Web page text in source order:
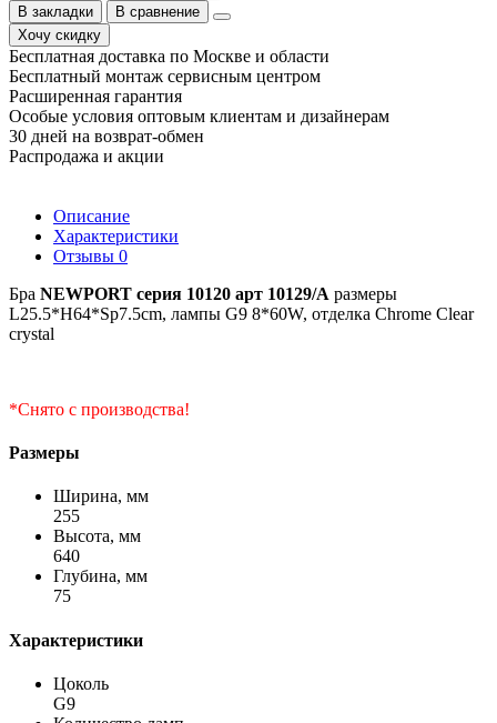
В закладки
В сравнение
Хочу скидку
Бесплатная доставка по Москве и области
Бесплатный монтаж сервисным центром
Расширенная гарантия
Особые условия оптовым клиентам и дизайнерам
30 дней на возврат-обмен
Распродажа и акции
Описание
Характеристики
Отзывы 0
Бра NEWPORT серия 10120 арт 10129/A размеры
L25.5*H64*Sp7.5cm, лампы G9 8*60W, отделка Chrome Clear
crystal
*Снято с производства!
Размеры
Ширина, мм
255
Высота, мм
640
Глубина, мм
75
Характеристики
Цоколь
G9